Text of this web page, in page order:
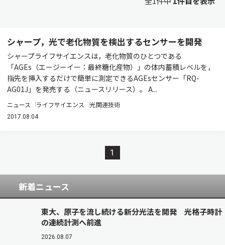
シャープ，光で老化物質を検出するセンサーを開発
シャープライフサイエンスは，老化物質のひとつである
「AGEs（エージーイー：最終糖化産物）」の体内蓄積レベルを，
指先を挿入するだけで簡単に測定できるAGEsセンサー「RQ-
AG01J」を発売する（ニュースリリース）。 A...
ニュース ライフサイエンス 光関連技術
2017.08.04
1
新着ニュース
東大、原子を流し続ける新分光法を開発 光格子時計
の連続計測へ前進
2026.08.07